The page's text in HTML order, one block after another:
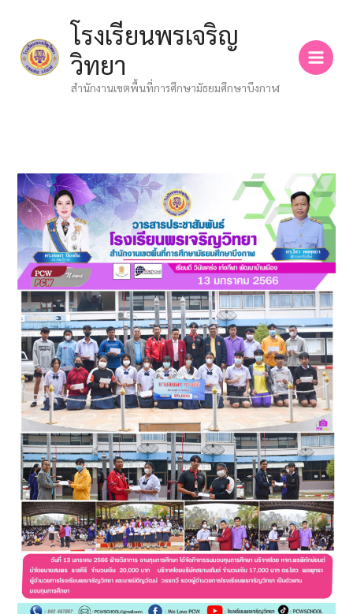
content
โรงเรียนพรเจริญ
วิทยา
สำนักงานเขตพื้นที่การศึกษามัธยมศึกษาบึงกาฬ